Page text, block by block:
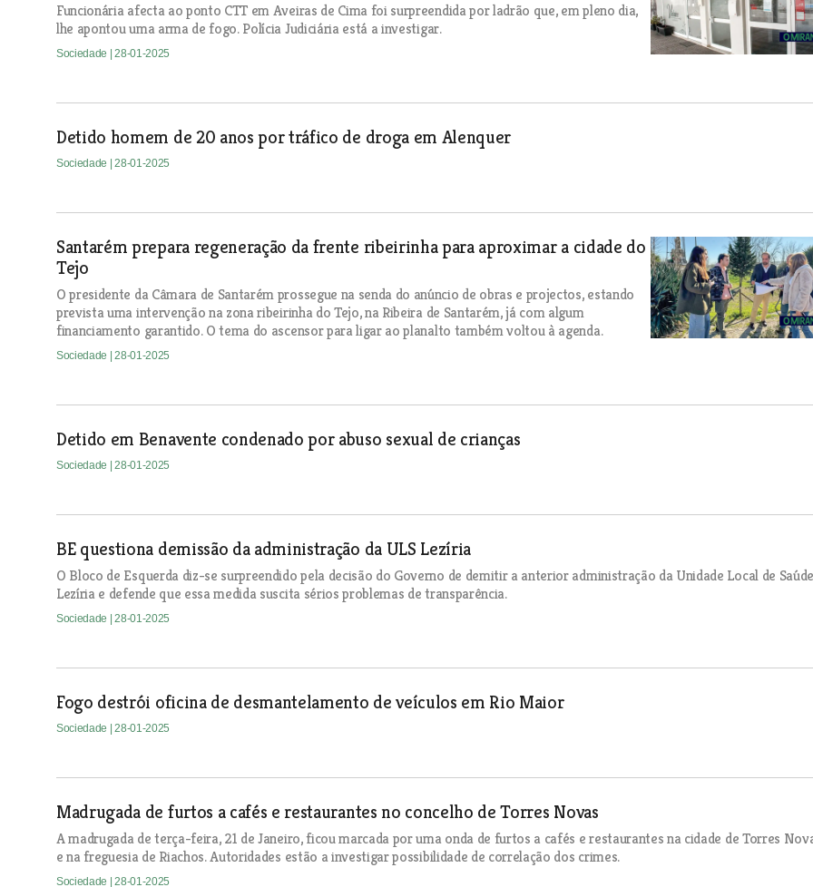
Funcionária afecta ao ponto CTT em Aveiras de Cima foi surpreendida por ladrão que, em pleno dia,
lhe apontou uma arma de fogo. Polícia Judiciária está a investigar.
Sociedade | 28-01-2025
Detido homem de 20 anos por tráfico de droga em Alenquer
Sociedade | 28-01-2025
Santarém prepara regeneração da frente ribeirinha para aproximar a cidade do
Tejo
O presidente da Câmara de Santarém prossegue na senda do anúncio de obras e projectos, estando
prevista uma intervenção na zona ribeirinha do Tejo, na Ribeira de Santarém, já com algum
financiamento garantido. O tema do ascensor para ligar ao planalto também voltou à agenda.
Sociedade | 28-01-2025
Detido em Benavente condenado por abuso sexual de crianças
Sociedade | 28-01-2025
BE questiona demissão da administração da ULS Lezíria
O Bloco de Esquerda diz-se surpreendido pela decisão do Governo de demitir a anterior administração da Unidade Local de
Lezíria e defende que essa medida suscita sérios problemas de transparência.
Sociedade | 28-01-2025
Fogo destrói oficina de desmantelamento de veículos em Rio Maior
Sociedade | 28-01-2025
Madrugada de furtos a cafés e restaurantes no concelho de Torres Novas
A madrugada de terça-feira, 21 de Janeiro, ficou marcada por uma onda de furtos a cafés e restaurantes na cidade de Torres
e na freguesia de Riachos. Autoridades estão a investigar possibilidade de correlação dos crimes.
Sociedade | 28-01-2025